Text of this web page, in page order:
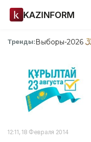
KAZINFORM
Тренды:Выборы-2026
12:11, 18 Февраля 2014